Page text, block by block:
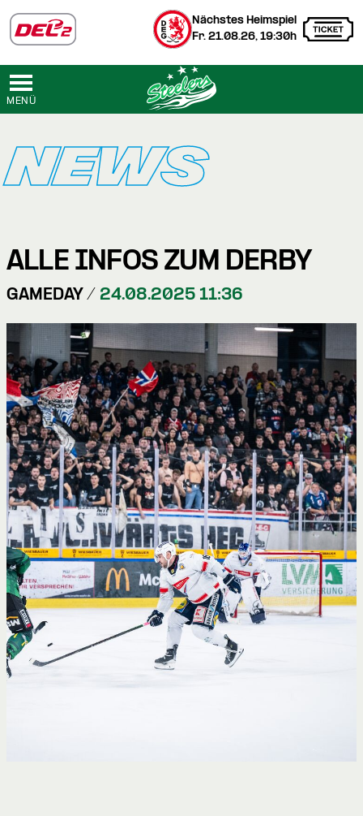
Nächstes Heimspiel
Fr. 21.08.26, 19:30h
MENÜ
NEWS
ALLE INFOS ZUM DERBY
GAMEDAY / 24.08.2025 11:36